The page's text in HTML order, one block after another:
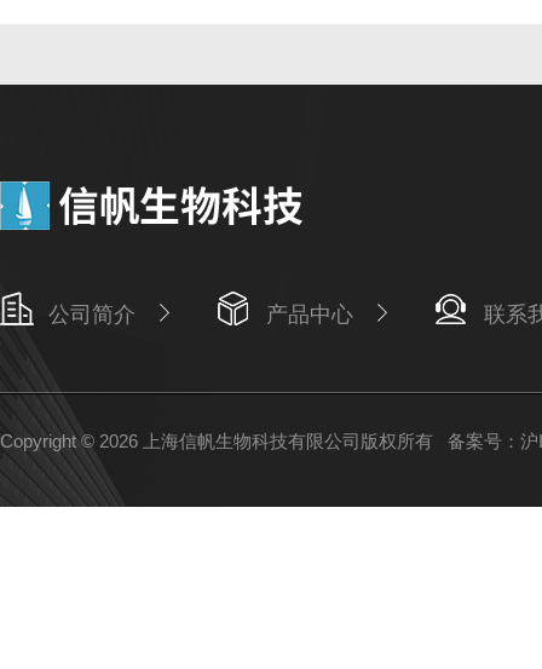
公司简介 产品中心 联系
Copyright © 2026 上海信帆生物科技有限公司版权所有 备案号：